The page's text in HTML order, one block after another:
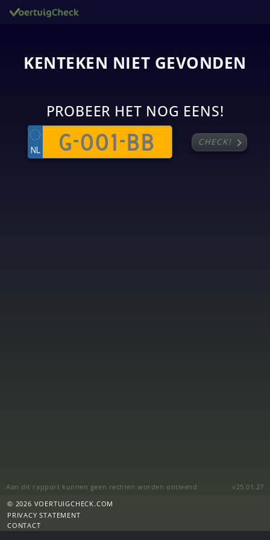
KENTEKEN NIET GEVONDEN
PROBEER HET NOG EENS!
CHECK! chevron_right
Aan dit rapport kunnen geen rechten worden ontleend
v25.01.27
© 2026 VOERTUIGCHECK.COM
PRIVACY STATEMENT
CONTACT